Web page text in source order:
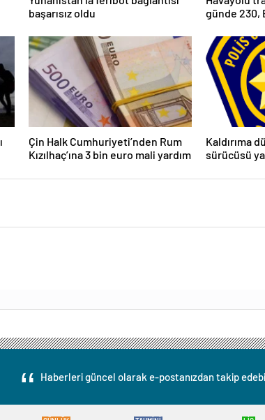
başarısız oldu
günde 230,
Çin Halk Cumhuriyeti’nden Rum
Kızılhaç’ına 3 bin euro mali yardım
Kaldırıma
sürücüsü
Haberleri güncel olarak e-postanızdan takip